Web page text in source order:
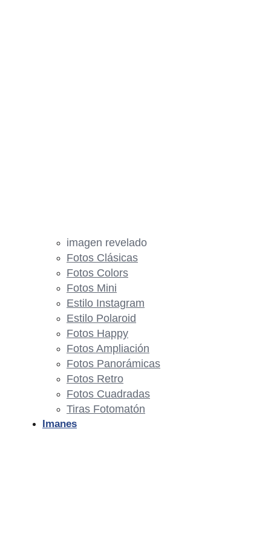
imagen revelado
Fotos Clásicas
Fotos Colors
Fotos Mini
Estilo Instagram
Estilo Polaroid
Fotos Happy
Fotos Ampliación
Fotos Panorámicas
Fotos Retro
Fotos Cuadradas
Tiras Fotomatón
Imanes